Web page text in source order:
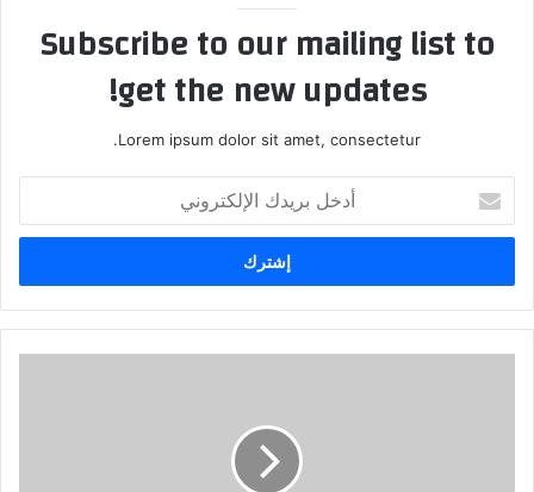
Subscribe to our mailing list to
get the new updates!
Lorem ipsum dolor sit amet, consectetur.
بريدك
الإلكتروني